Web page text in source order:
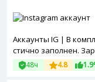
Аккаунты IG | В
стично заполнен.
48ч 4.8